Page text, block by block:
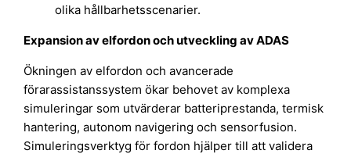
olika hållbarhetsscenarier.
Expansion av elfordon och utveckling av ADAS
Ökningen av elfordon och avancerade
förarassistanssystem ökar behovet av komplexa
simuleringar som utvärderar batteriprestanda, termisk
hantering, autonom navigering och sensorfusion.
Simuleringsverktyg för fordon hjälper till att validera